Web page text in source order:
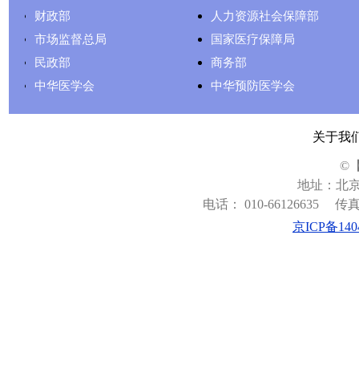
财政部
人力资源社会保障部
市场监督总局
国家医疗保障局
民政部
商务部
中华医学会
中华预防医学会
关于我
©
地址：北
电话： 010-66126635
传
京ICP备